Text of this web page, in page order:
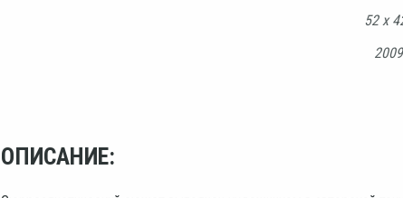
52 х
ОПИСАНИЕ: